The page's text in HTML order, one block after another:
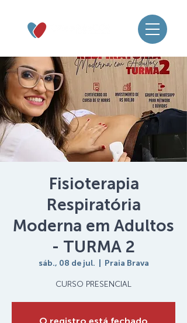
Fisioterapia
Respiratória
Moderna em Adultos
- TURMA 2
sáb., 08 de jul. Praia Brava
CURSO PRESENCIAL